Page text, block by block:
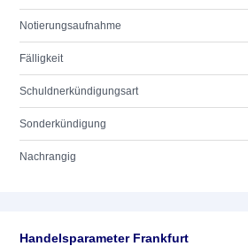
Notierungsaufnahme
Fälligkeit
Schuldnerkündigungsart
Sonderkündigung
Nachrangig
Handelsparameter Frankfurt